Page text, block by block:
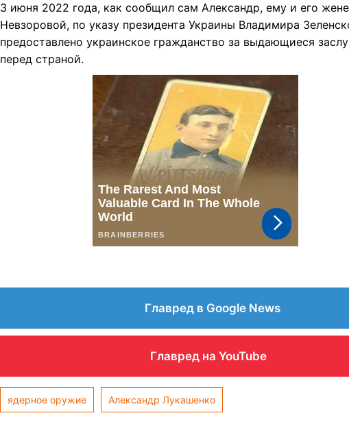
3 июня 2022 года, как сообщил сам Александр, ему и его
Невзоровой, по указу президента Украины Владимира
предоставлено украинское гражданство за выдающиеся
перед страной.
Главред в Google News
Главред на YouTube
ядерное оружие Александр Лукашенко